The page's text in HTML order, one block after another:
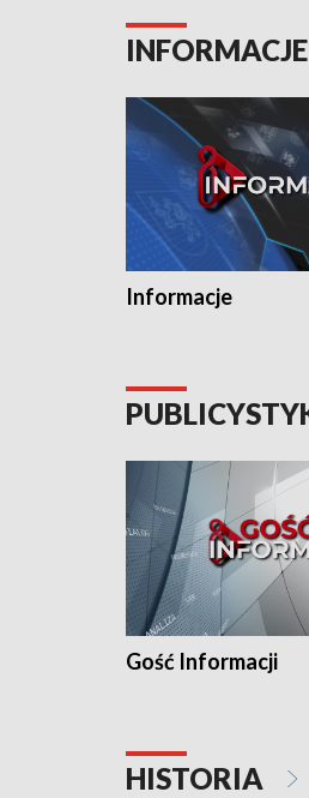
INFORMACJE
Informacje
Gość Informacji
HISTORIA